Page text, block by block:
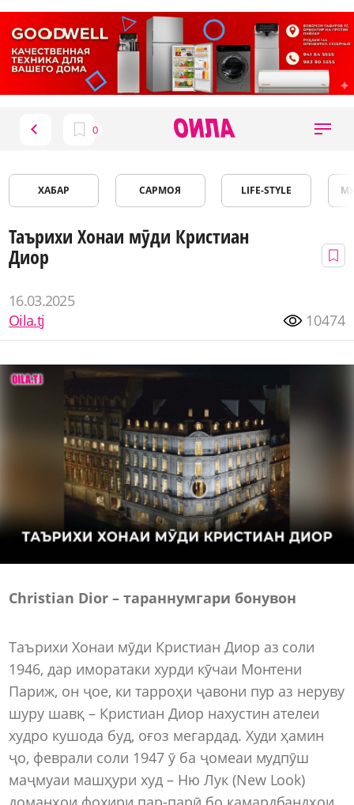
ХАБАР САРМОЯ LIFE-STYLE
Таърихи Хонаи мӯди Кристиан
Диор
16.03.2025
Oila.tj
10474
Christian Dior – тараннумгари бонувон
Таърихи Хонаи мӯди Кристиан Диор аз соли
1946, дар иморатаки хурди кӯчаи Монтени
Париж, он ҷое, ки тарроҳи ҷавони пур аз неруву
шуру шавқ – Кристиан Диор нахустин ателеи
худро кушода буд, оғоз мегардад. Худи ҳамин
ҷо, феврали соли 1947 ӯ ба ҷомеаи мудпӯш
маҷмуаи машҳури худ – Ню Лук (New Look)